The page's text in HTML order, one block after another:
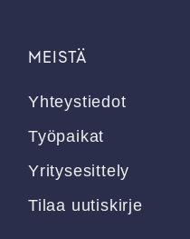
MEISTÄ
Yhteystiedot
Työpaikat
Yritysesittely
Tilaa uutiskirje